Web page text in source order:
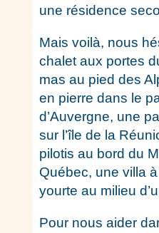
une résidence
Mais voilà, nous
chalet aux portes
mas au pied des
en pierre dans le
d’Auvergne, une
sur l’île de la
pilotis au bord du
Québec, une villa
yourte au milieu
Pour nous aider